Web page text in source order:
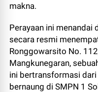
makna.
Perayaan ini menandai
secara resmi
Ronggowarsito No.
Mangkunegaran,
ini bertransformasi dari
bernaung di SMPN 1